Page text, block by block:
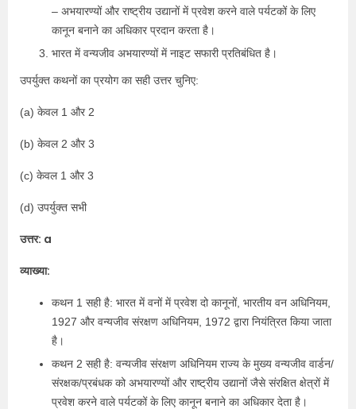
– अभयारण्यों और राष्ट्रीय उद्यानों में प्रवेश करने वाले पर्यटकों के लिए
कानून बनाने का अधिकार प्रदान करता है।
भारत में वन्यजीव अभयारण्यों में नाइट सफारी प्रतिबंधित है।
उपर्युक्त कथनों का प्रयोग का सही उत्तर चुनिए:
(a) केवल 1 और 2
(b) केवल 2 और 3
(c) केवल 1 और 3
(d) उपर्युक्त सभी
उत्तर: a
व्याख्या:
कथन 1 सही है: भारत में वनों में प्रवेश दो कानूनों, भारतीय वन अधिनियम,
1927 और वन्यजीव संरक्षण अधिनियम, 1972 द्वारा नियंत्रित किया जाता
है।
कथन 2 सही है: वन्यजीव संरक्षण अधिनियम राज्य के मुख्य वन्यजीव वार्डन/
संरक्षक/प्रबंधक को अभयारण्यों और राष्ट्रीय उद्यानों जैसे संरक्षित क्षेत्रों में
प्रवेश करने वाले पर्यटकों के लिए कानून बनाने का अधिकार देता है।